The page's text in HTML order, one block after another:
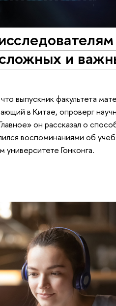
и
выпускник факультета
в Китае, опроверг
он рассказал о
воспоминаниями об
Гонконга.